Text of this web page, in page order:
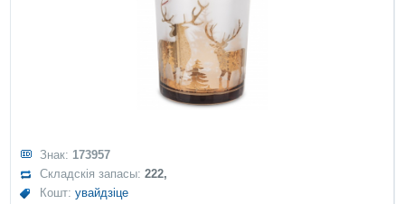
Знак: 173957
Складскія запасы:222,
Кошт:увайдзіце